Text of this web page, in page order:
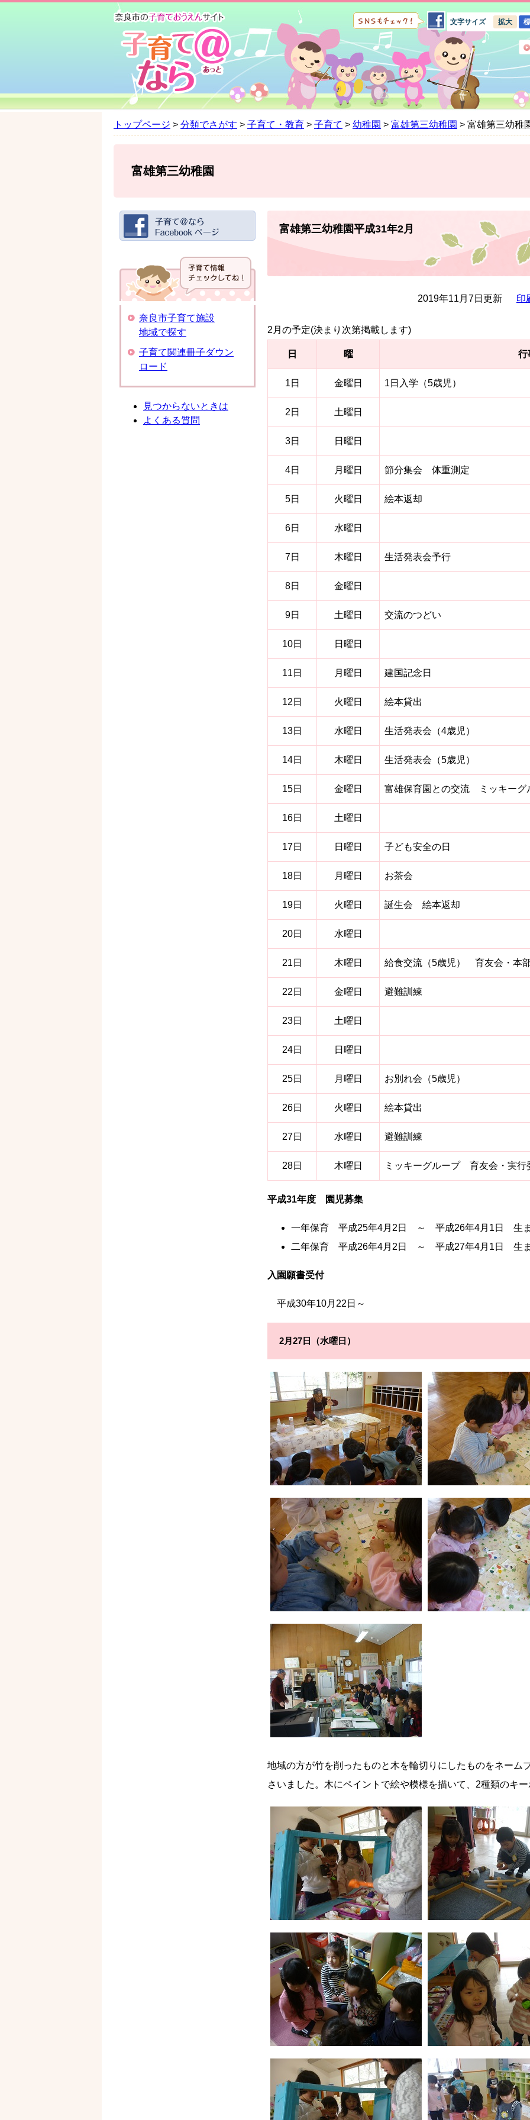
で
ば
文字サイズ 拡大
トップページ > 分類でさがす > 子育て・教育 > 子育て > 幼稚園 > 富雄第三幼稚園 > 富雄第三幼稚
富雄第三幼稚園
本
富雄第三幼稚園平成31年2月
2019年11月7日更新 印
2月の予定(決まり次第掲載します)
日 曜 行
1日 金曜日 1日入学（5歳児）
2日 土曜日
3日 日曜日
4日 月曜日 節分集会 体重測定
5日 火曜日 絵本返却
6日 水曜日
7日 木曜日 生活発表会予行
8日 金曜日
9日 土曜日 交流のつどい
10日 日曜日
11日 月曜日 建国記念日
12日 火曜日 絵本貸出
13日 水曜日 生活発表会（4歳児）
14日 木曜日 生活発表会（5歳児）
15日 金曜日 富雄保育園との交流 ミッキーグ
16日 土曜日
17日 日曜日 子ども安全の日
18日 月曜日 お茶会
19日 火曜日 誕生会 絵本返却
20日 水曜日
21日 木曜日 給食交流（5歳児） 育友会・本
22日 金曜日 避難訓練
23日 土曜日
24日 日曜日
25日 月曜日 お別れ会（5歳児）
26日 火曜日 絵本貸出
27日 水曜日 避難訓練
28日 木曜日 ミッキーグループ 育友会・実行
平成31年度 園児募集
一年保育 平成25年4月2日 ～ 平成26年4月1日 生
二年保育 平成26年4月2日 ～ 平成27年4月1日 生
入園願書受付
平成30年10月22日～
2月27日（水曜日）
地域の方が竹を削ったものと木を輪切りにしたものをネーム
さいました。木にペイントで絵や模様を描いて、2種類のキ
奈良市子育て施設
地域で探す
子育て関連冊子ダウン
ロード
見つからないときは
よくある質問